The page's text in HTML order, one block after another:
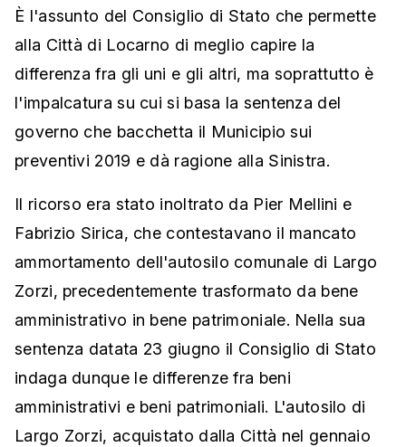
È l'assunto del Consiglio di Stato che permette
alla Città di Locarno di meglio capire la
differenza fra gli uni e gli altri, ma soprattutto è
l'impalcatura su cui si basa la sentenza del
governo che bacchetta il Municipio sui
preventivi 2019 e dà ragione alla Sinistra.
Il ricorso era stato inoltrato da Pier Mellini e
Fabrizio Sirica, che contestavano il mancato
ammortamento dell'autosilo comunale di Largo
Zorzi, precedentemente trasformato da bene
amministrativo in bene patrimoniale. Nella sua
sentenza datata 23 giugno il Consiglio di Stato
indaga dunque le differenze fra beni
amministrativi e beni patrimoniali. L'autosilo di
Largo Zorzi, acquistato dalla Città nel gennaio